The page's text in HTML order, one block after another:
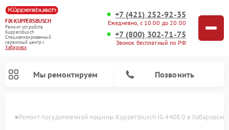
FIX-KUPPERSBUSCH
Ремонт устройств
Kuppersbusch
Специализированный
cервисный центр г.
Хабаровск
+7 (421) 252-92-35
Ежедневно, с 10:00 до 20:00
+7 (800) 302-71-75
Звонок бесплатный по РФ
Мы ремонтируем Позвонить
Ремонт посудомоечной машины Kuppersbusch IG 4408.0 в Хабаровске